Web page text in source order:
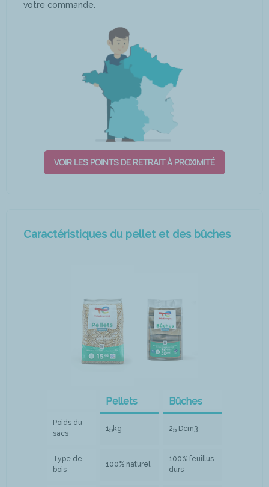
votre commande.
VOIR LES POINTS DE RETRAIT À PROXIMITÉ
Caractéristiques du pellet et des bûches
Pellets Bûches
Poids du
sacs
15kg 25 Dcm3
Type de
bois
100% naturel
100% feuillus
durs